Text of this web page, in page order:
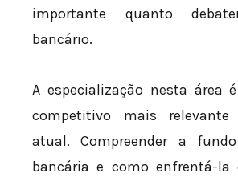
importante quanto
bancário.
A especialização nesta área
competitivo mais
atual. Compreender a
bancária e como enfrentá-